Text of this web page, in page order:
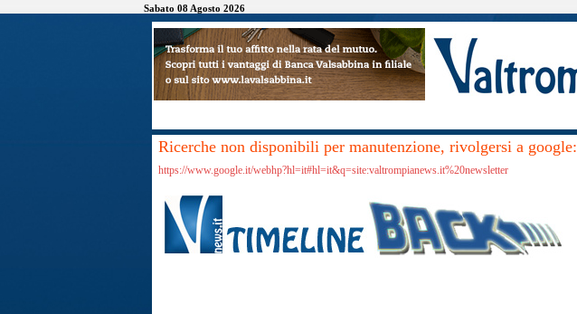
Sabato 08 Agosto 2026
Ricerche non disponibili per manutenzione, rivolgersi a google:
https://www.google.it/webhp?hl=it#hl=it&q=site:valtrompianews.it%20newsletter